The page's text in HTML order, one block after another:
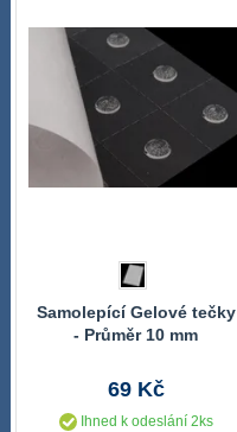
Samolepící Gelové tečky
- Průměr 10 mm
69 Kč
Ihned k odeslání 2ks